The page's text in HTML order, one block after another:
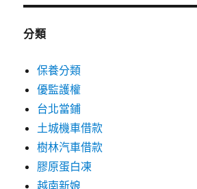
分類
保養分類
優監護權
台北當鋪
土城機車借款
樹林汽車借款
膠原蛋白凍
越南新娘